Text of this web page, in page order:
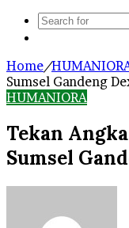
Home/
Sumsel Gandeng
HUMANIORA
Tekan
Sumsel